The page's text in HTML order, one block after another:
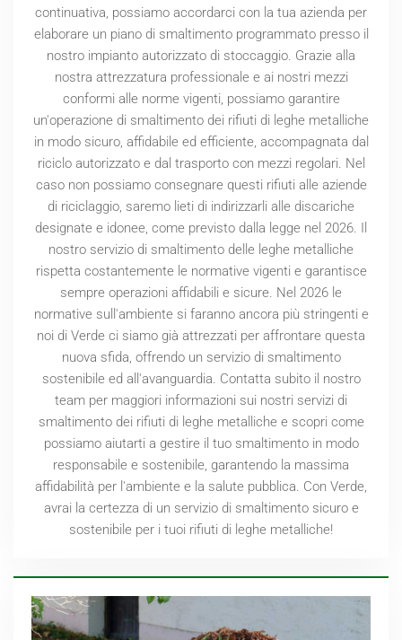
continuativa, possiamo accordarci con la tua azienda per
elaborare un piano di smaltimento programmato presso il
nostro impianto autorizzato di stoccaggio. Grazie alla
nostra attrezzatura professionale e ai nostri mezzi
conformi alle norme vigenti, possiamo garantire
un'operazione di smaltimento dei rifiuti di leghe metalliche
in modo sicuro, affidabile ed efficiente, accompagnata dal
riciclo autorizzato e dal trasporto con mezzi regolari. Nel
caso non possiamo consegnare questi rifiuti alle aziende
di riciclaggio, saremo lieti di indirizzarli alle discariche
designate e idonee, come previsto dalla legge nel 2026. Il
nostro servizio di smaltimento delle leghe metalliche
rispetta costantemente le normative vigenti e garantisce
sempre operazioni affidabili e sicure. Nel 2026 le
normative sull'ambiente si faranno ancora più stringenti e
noi di Verde ci siamo già attrezzati per affrontare questa
nuova sfida, offrendo un servizio di smaltimento
sostenibile ed all'avanguardia. Contatta subito il nostro
team per maggiori informazioni sui nostri servizi di
smaltimento dei rifiuti di leghe metalliche e scopri come
possiamo aiutarti a gestire il tuo smaltimento in modo
responsabile e sostenibile, garantendo la massima
affidabilità per l'ambiente e la salute pubblica. Con Verde,
avrai la certezza di un servizio di smaltimento sicuro e
sostenibile per i tuoi rifiuti di leghe metalliche!